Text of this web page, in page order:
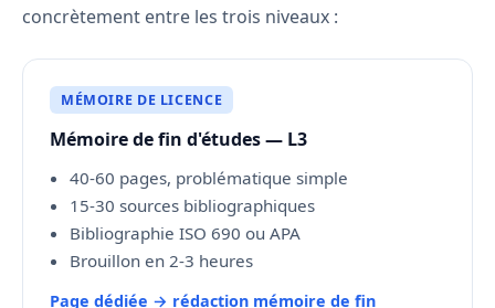
concrètement entre les trois niveaux :
MÉMOIRE DE LICENCE
Mémoire de fin d'études — L3
40-60 pages, problématique simple
15-30 sources bibliographiques
Bibliographie ISO 690 ou APA
Brouillon en 2-3 heures
Page dédiée → rédaction mémoire de fin